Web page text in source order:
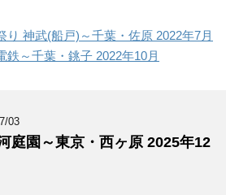
り 神武(船戸)～千葉・佐原 2022年7月
鉄～千葉・銚子 2022年10月
03
庭園～東京・西ヶ原 2025年12